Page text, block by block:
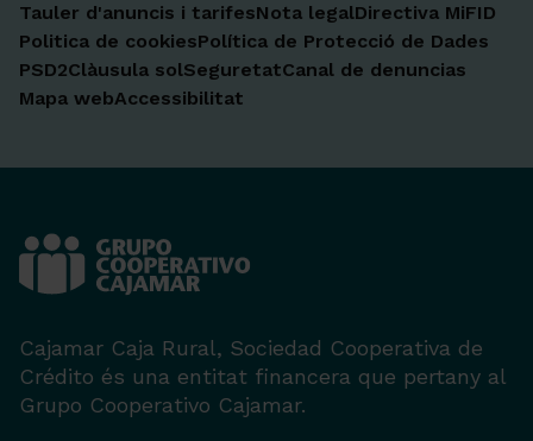
Tauler d'anuncis i tarifesNota legalDirectiva MiFID
Politica de cookiesPolítica de Protecció de Dades
PSD2Clàusula solSeguretatCanal de denuncias
Mapa webAccessibilitat
Cajamar Caja Rural, Sociedad Cooperativa de
Crédito és una entitat financera que pertany al
Grupo Cooperativo Cajamar.